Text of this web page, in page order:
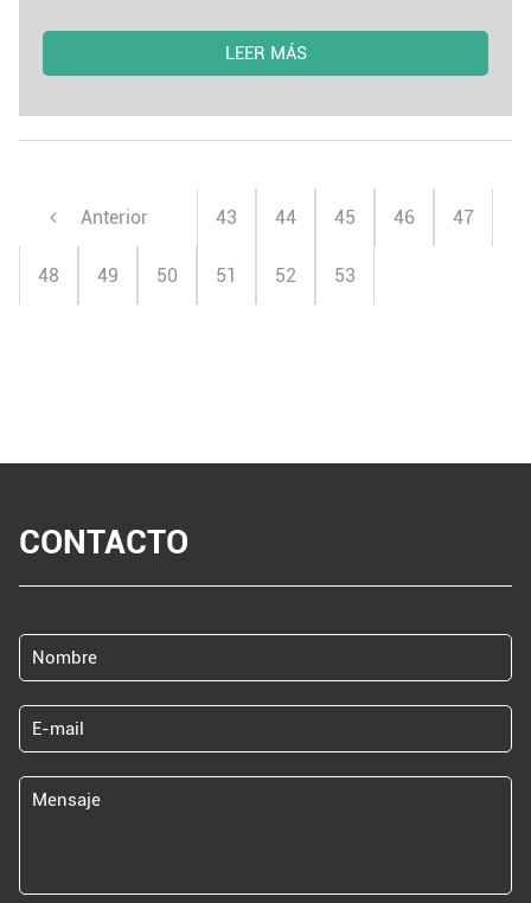
LEER MÁS
Anterior 43 44 45 46 47
48 49 50 51 52 53
CONTACTO